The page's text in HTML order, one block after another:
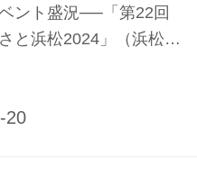
日本二普協／倉石誠司
いる。この2団体から
関係から1名、自動車
名、合わせて6名が選ば
ント盛況──「第22回
と浜松2024」（浜松市
き続き浜松オートレー
松市）を会場に開催。